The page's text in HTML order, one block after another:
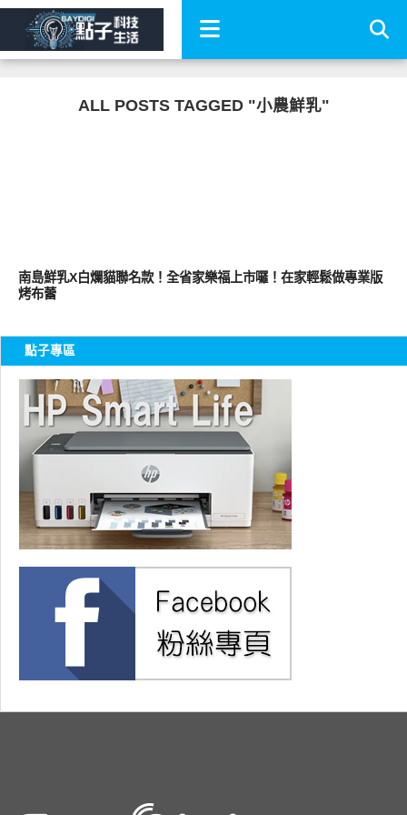
ALL POSTS TAGGED "小農鮮乳"
南島鮮乳X白爛貓聯名款！全省家樂福上市囉！在家輕鬆做專業版
烤布蕾
點子專區